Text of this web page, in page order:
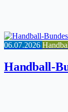
06.07.2026
Handball-